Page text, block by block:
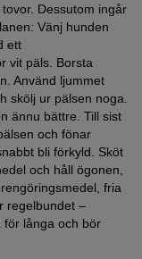
Dessutom ingår
Vänj hunden
ett
vit päls. Borsta
Använd ljummet
skölj ur pälsen noga.
ännu bättre. Till sist
och fönar
bli förkyld. Sköt
och håll ögonen,
fria
regelbundet –
för långa och bör